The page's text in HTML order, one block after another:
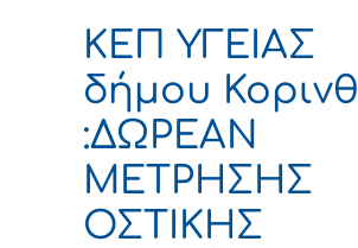
ΚΕΠ ΥΓΕΙΑΣ
δήμου
:ΔΩΡΕΑΝ
ΜΕΤΡΗΣΗΣ
ΟΣΤΙΚΗΣ